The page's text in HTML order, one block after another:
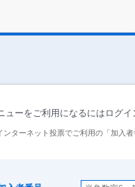
ューをご利用になるにはログイ
ンターネット投票でご利用の「加入